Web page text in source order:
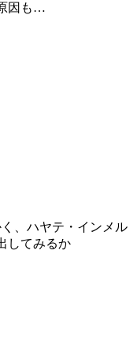
因も…
、ハヤテ・インメル
してみるか